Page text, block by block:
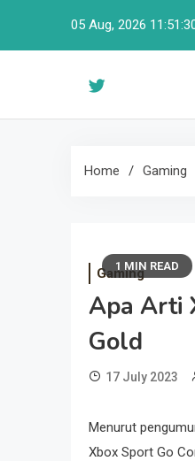
05 Aug, 2026
Home Gaming
1 MIN READ
Gaming
Apa Arti
Gold
17 July 2023
Menurut
Xbox Sport Go